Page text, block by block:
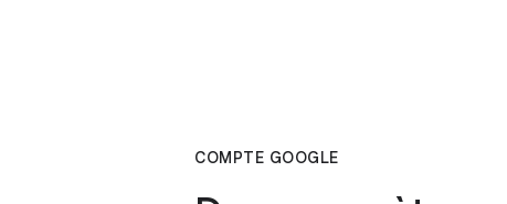
COMPTE GOOGLE